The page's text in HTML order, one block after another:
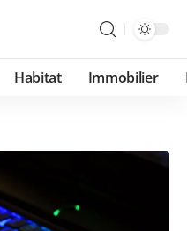
Habitat Immobilier